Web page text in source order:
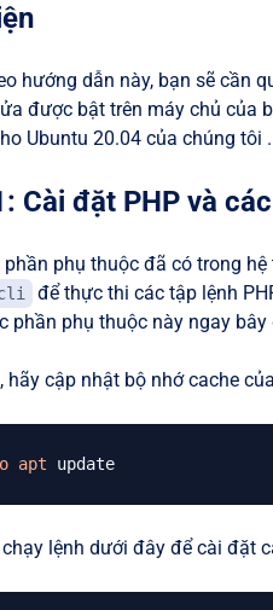
hướng dẫn này, bạn sẽ cần
được bật trên máy chủ của
Ubuntu 20.04 của chúng tôi .
Cài đặt PHP và
phần phụ thuộc đã có trong
để thực thi các tập lệnh
phần phụ thuộc này ngay bây
hãy cập nhật bộ nhớ cache
apt update
lệnh dưới đây để cài đặt